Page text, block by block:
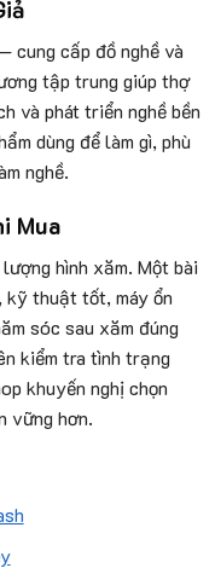
cung cấp đồ nghề và
tập trung giúp thợ
và phát triển nghề bền
dùng để làm gì, phù
nghề.
Mua
hình xăm. Một bài
kỹ thuật tốt, máy ổn
sóc sau xăm đúng
kiểm tra tình trạng
khuyến nghị chọn
vững hơn.